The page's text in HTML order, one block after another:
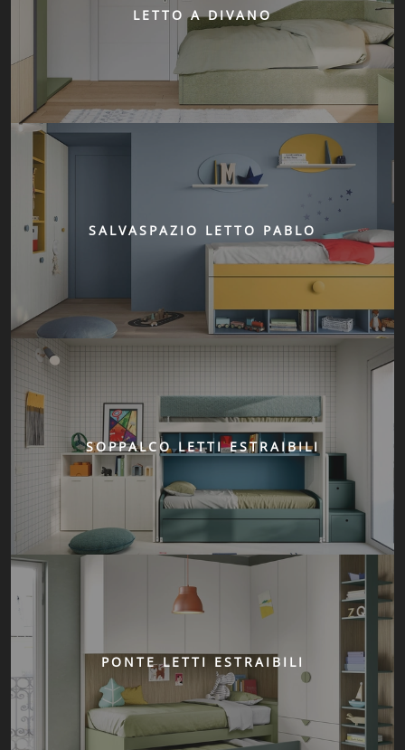
LETTO A DIVANO
SALVASPAZIO LETTO PABLO
SOPPALCO LETTI ESTRAIBILI
PONTE LETTI ESTRAIBILI